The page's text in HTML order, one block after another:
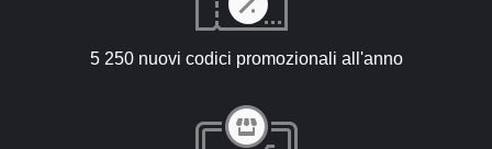
5 250 nuovi codici promozionali all'anno